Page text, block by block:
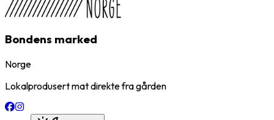
Bondens marked
Norge
Lokalprodusert mat direkte fra gården